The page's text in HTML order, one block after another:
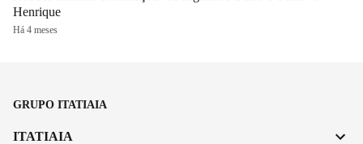
Henrique
Há 4 meses
GRUPO ITATIAIA
ITATIAIA